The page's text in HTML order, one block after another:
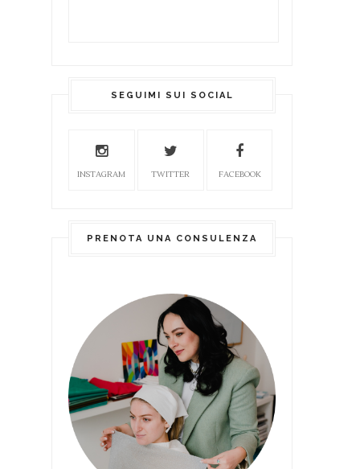
SEGUIMI SUI SOCIAL
INSTAGRAM TWITTER FACEBOOK
PRENOTA UNA CONSULENZA